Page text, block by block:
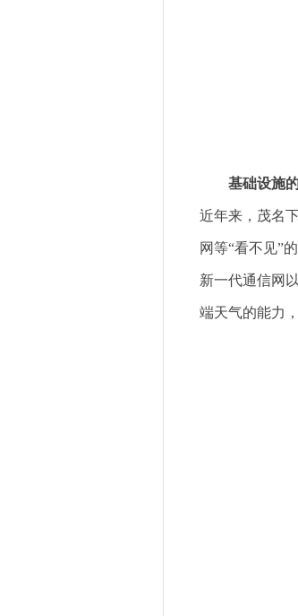
基础设施
近年来，茂名
网等“看不见”
新一代通信网
端天气的能力